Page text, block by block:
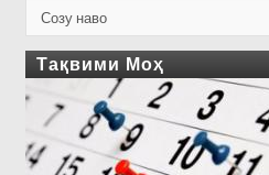
Созу наво
Тақвими Моҳ